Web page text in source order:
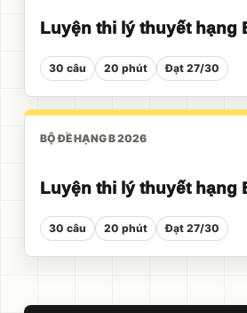
Luyện thi lý thuyết hạng
30 câu 20 phút Đạt 27/30
BỘ ĐỀ HẠNG B 2026
Luyện thi lý thuyết hạng
30 câu 20 phút Đạt 27/30